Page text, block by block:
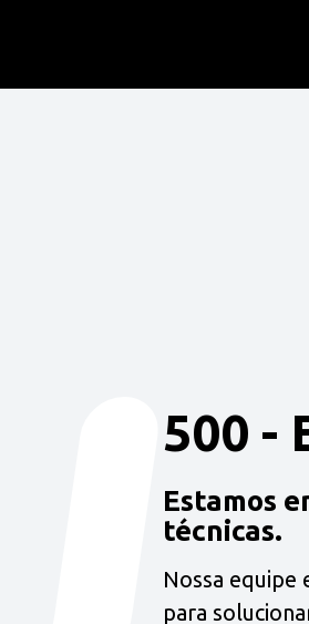
500 -
Estamos
técnicas.
Nossa equipe
para